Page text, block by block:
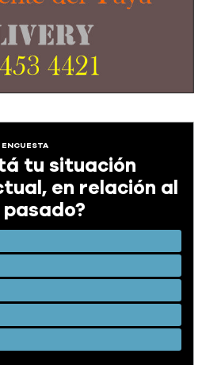
ENCUESTA
tu situación
en relación al
pasado?